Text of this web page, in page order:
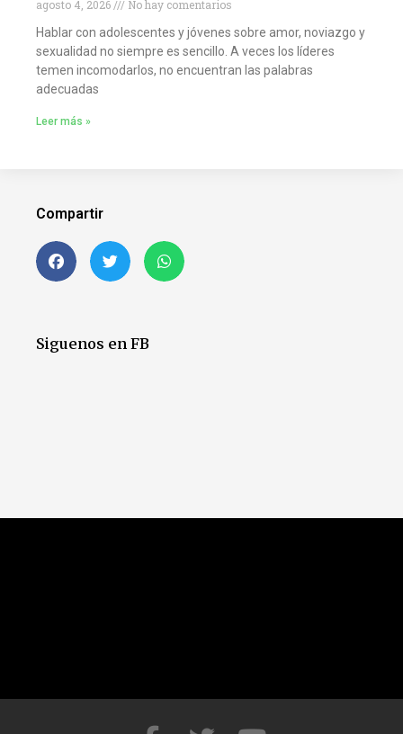
agosto 4, 2026
No hay comentarios
Hablar con adolescentes y jóvenes sobre amor, noviazgo y
sexualidad no siempre es sencillo. A veces los líderes
temen incomodarlos, no encuentran las palabras
adecuadas
Leer más »
Compartir
Siguenos en FB